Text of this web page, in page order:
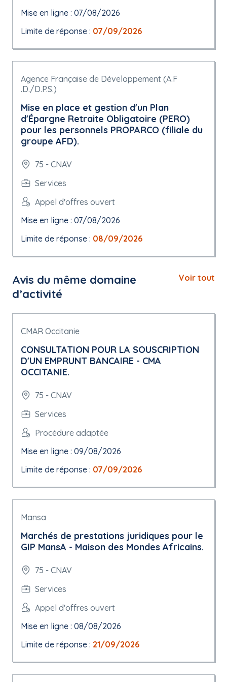
Mise en ligne : 07/08/2026
Limite de réponse : 07/09/2026
Agence Française de Développement (A.F
.D./D.P.S.)
Mise en place et gestion d'un Plan
d'Épargne Retraite Obligatoire (PERO)
pour les personnels PROPARCO (filiale du
groupe AFD).
75 - CNAV
Services
Appel d'offres ouvert
Mise en ligne : 07/08/2026
Limite de réponse : 08/09/2026
Avis du même domaine
d’activité
Voir tout
CMAR Occitanie
CONSULTATION POUR LA SOUSCRIPTION
D'UN EMPRUNT BANCAIRE - CMA
OCCITANIE.
75 - CNAV
Services
Procédure adaptée
Mise en ligne : 09/08/2026
Limite de réponse : 07/09/2026
Mansa
Marchés de prestations juridiques pour le
GIP MansA - Maison des Mondes Africains.
75 - CNAV
Services
Appel d'offres ouvert
Mise en ligne : 08/08/2026
Limite de réponse : 21/09/2026